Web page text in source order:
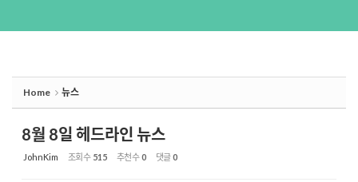
Home 뉴스
8월 8일 헤드라인 뉴스
JohnKim 조회 수 515 추천 수0 댓글0